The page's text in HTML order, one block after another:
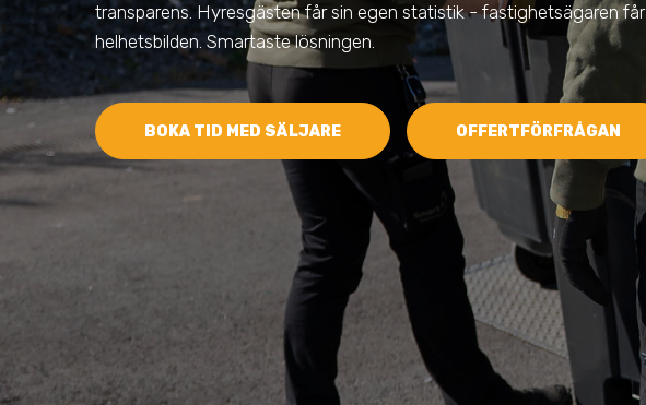
transparens. Hyresgästen får sin egen statistik - fastighetsägaren får
helhetsbilden. Smartaste lösningen.
BOKA TID MED SÄLJARE OFFERTFÖRFRÅGAN